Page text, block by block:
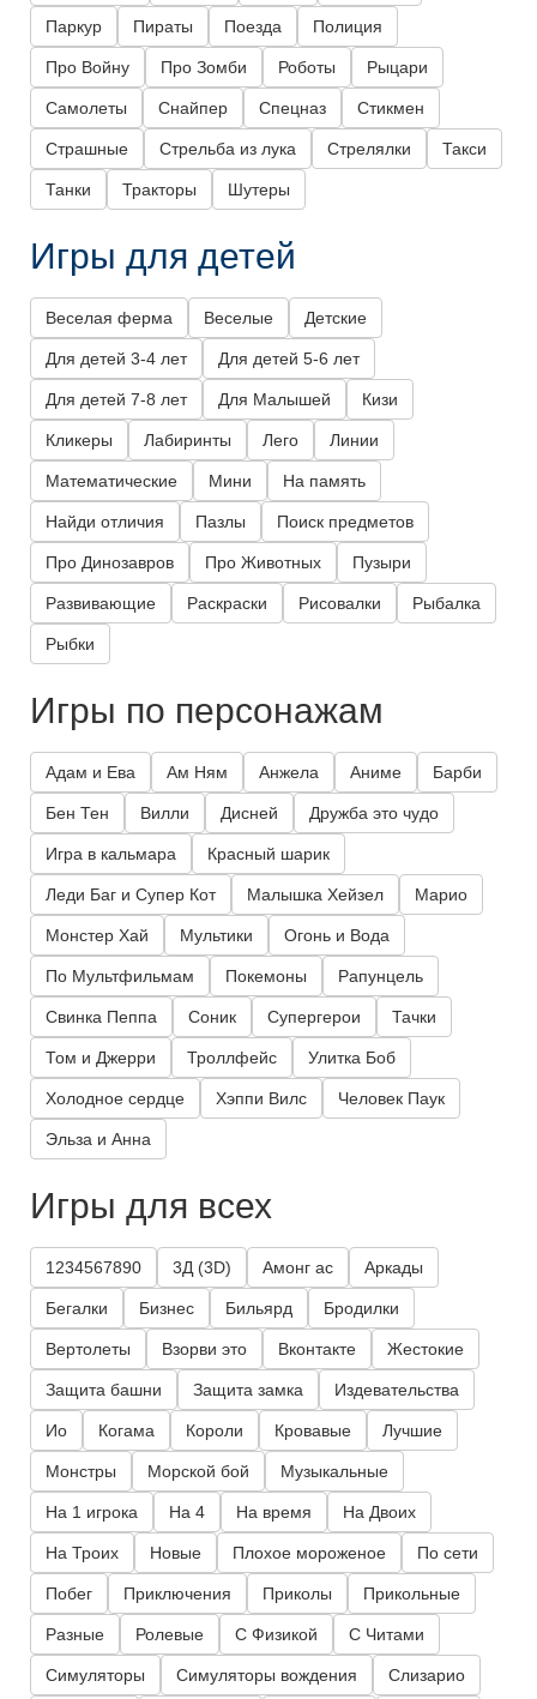
Паркур Пираты Поезда Полиция
Про Войну Про Зомби Роботы Рыцари
Самолеты Снайпер Спецназ Стикмен
Страшные Стрельба из лука Стрелялки Такси
Танки Тракторы Шутеры
Игры для детей
Веселая ферма Веселые Детские
Для детей 3-4 лет Для детей 5-6 лет
Для детей 7-8 лет Для Малышей Кизи
Кликеры Лабиринты Лего Линии
Математические Мини На память
Найди отличия Пазлы Поиск предметов
Про Динозавров Про Животных Пузыри
Развивающие Раскраски Рисовалки Рыбалка
Рыбки
Игры по персонажам
Адам и Ева Ам Ням Анжела Аниме Барби
Бен Тен Вилли Дисней Дружба это чудо
Игра в кальмара Красный шарик
Леди Баг и Супер Кот Малышка Хейзел Марио
Монстер Хай Мультики Огонь и Вода
По Мультфильмам Покемоны Рапунцель
Свинка Пеппа Соник Супергерои Тачки
Том и Джерри Троллфейс Улитка Боб
Холодное сердце Хэппи Вилс Человек Паук
Эльза и Анна
Игры для всех
1234567890 3Д (3D) Амонг ас Аркады
Бегалки Бизнес Бильярд Бродилки
Вертолеты Взорви это Вконтакте Жестокие
Защита башни Защита замка Издевательства
Ио Когама Короли Кровавые Лучшие
Монстры Морской бой Музыкальные
На 1 игрока На 4 На время На Двоих
На Троих Новые Плохое мороженое По сети
Побег Приключения Приколы Прикольные
Разные Ролевые С Физикой С Читами
Симуляторы Симуляторы вождения Слизарио